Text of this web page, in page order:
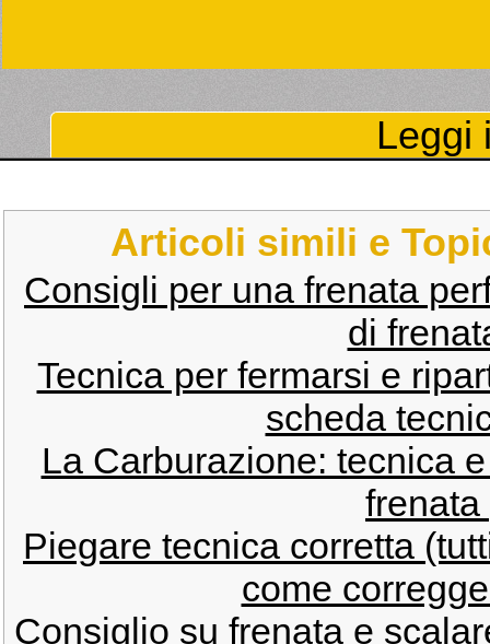
Leggi
Articoli simili e
Consigli per una frenata
di
Tecnica per fermarsi e
scheda
La Carburazione: tecnica
frenata
Piegare tecnica corretta
come
Consiglio su frenata e